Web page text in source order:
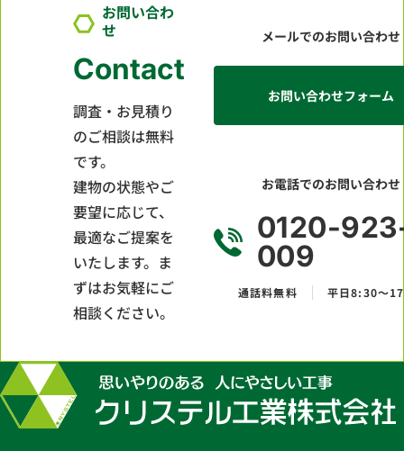
お問い合わ
せ
Contact
調査・お見積り
のご相談は無料
です。
建物の状態やご
要望に応じて、
最適なご提案を
いたします。ま
ずはお気軽にご
相談ください。
メールでのお問い合わせ
お問い合わせフォーム
お電話でのお問い合わせ
0120-
009
通話料無料 平日8:30～